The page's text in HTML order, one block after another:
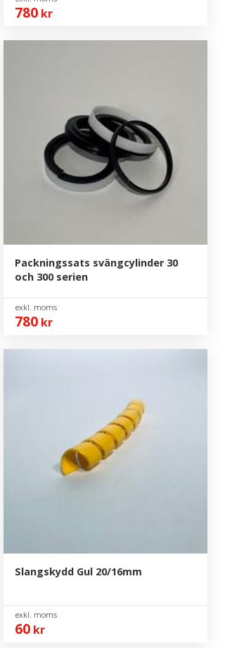
780 kr
Packningssats svängcylinder 30
och 300 serien
780 kr
Slangskydd Gul 20/16mm
60 kr